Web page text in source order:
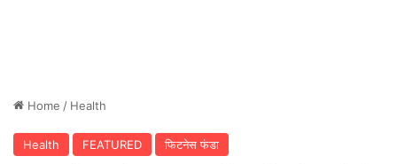
Home / Health
Health FEATURED फिटनेस फंडा